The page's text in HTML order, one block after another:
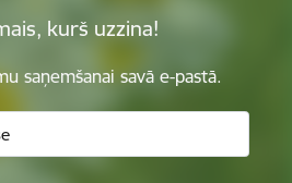
kurš uzzina!
saņemšanai savā e-pastā.